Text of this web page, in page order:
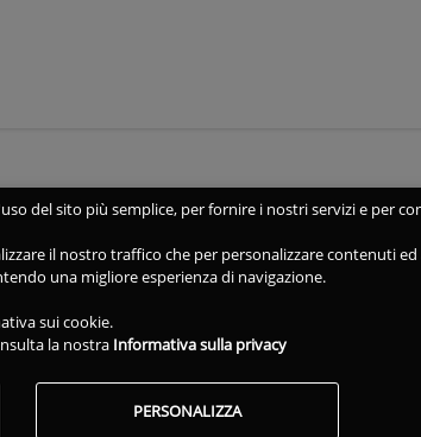
del sito più semplice, per fornire i nostri servizi e per
il nostro traffico che per personalizzare contenuti
una migliore esperienza di navigazione.
sui cookie.
la nostra Informativa sulla privacy
PERSONALIZZA